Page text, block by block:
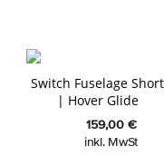
Switch Fuselage Short
| Hover Glide
159,00 €
inkl. MwSt